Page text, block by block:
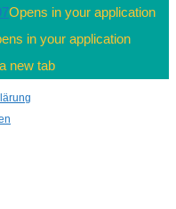
Opens in your application
in your application
new tab